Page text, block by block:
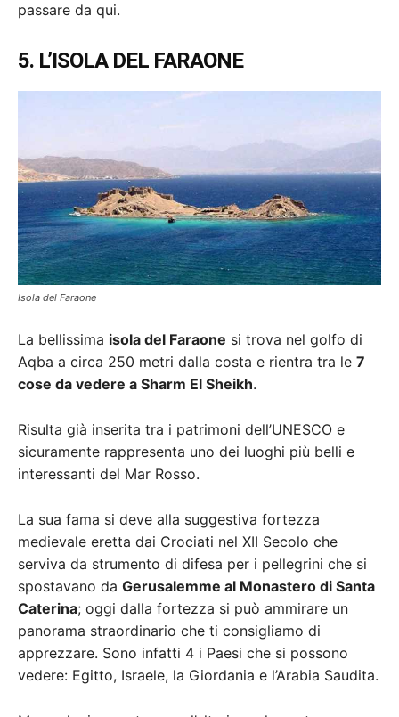
passare da qui.
5. L’ISOLA DEL FARAONE
Isola del Faraone
La bellissima isola del Faraone si trova nel golfo di
Aqba a circa 250 metri dalla costa e rientra tra le 7
cose da vedere a Sharm El Sheikh.
Risulta già inserita tra i patrimoni dell’UNESCO e
sicuramente rappresenta uno dei luoghi più belli e
interessanti del Mar Rosso.
La sua fama si deve alla suggestiva fortezza
medievale eretta dai Crociati nel XII Secolo che
serviva da strumento di difesa per i pellegrini che si
spostavano da Gerusalemme al Monastero di Santa
Caterina; oggi dalla fortezza si può ammirare un
panorama straordinario che ti consigliamo di
apprezzare. Sono infatti 4 i Paesi che si possono
vedere: Egitto, Israele, la Giordania e l’Arabia Saudita.